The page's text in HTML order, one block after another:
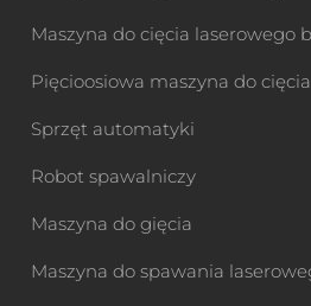
Maszyna do cięcia laserowego
Pięcioosiowa maszyna do
Sprzęt automatyki
Robot spawalniczy
Maszyna do gięcia
Maszyna do spawania